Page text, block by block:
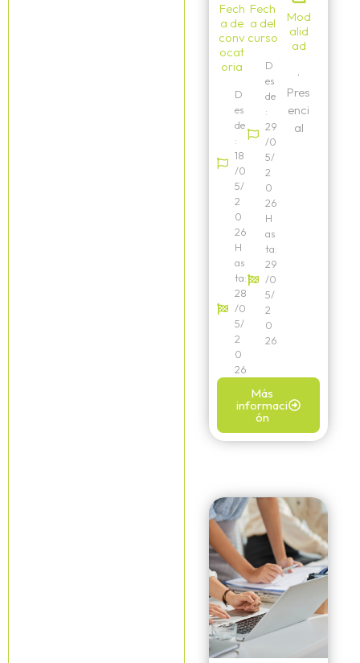
Fech
a de
conv
ocat
oria
D
es
de
:
18
/0
5/
2
0
26
H
as
ta:
28
/0
5/
2
0
26
Fech
a del
curso
D
es
de
:
29
/0
5/
2
0
26
H
as
ta:
29
/0
5/
2
0
26
Mod
alid
ad
·
Pres
enci
al
Más
informaci
ón